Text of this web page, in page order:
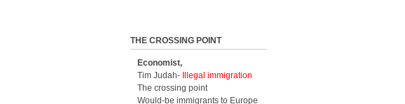
THE CROSSING POINT
Economist,
Tim Judah-
Illegal immigration
The crossing point
Would-be immigrants to Europe